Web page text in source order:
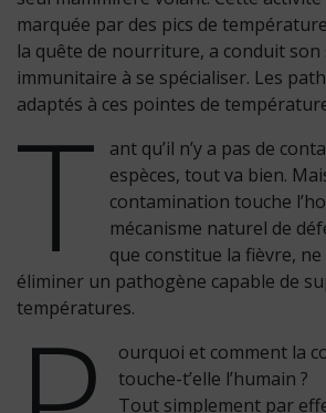
marquée par des pics de
la quête de nourriture, a conduit son
immunitaire à se spécialiser. Les
adaptés à ces pointes de
T
ant qu’il n’y a pas de
espèces, tout va bien.
contamination touche
mécanisme naturel de
que constitue la fièvre,
éliminer un pathogène capable de
températures.
ourquoi et comment la
touche-t’elle l’humain ?
Tout simplement par